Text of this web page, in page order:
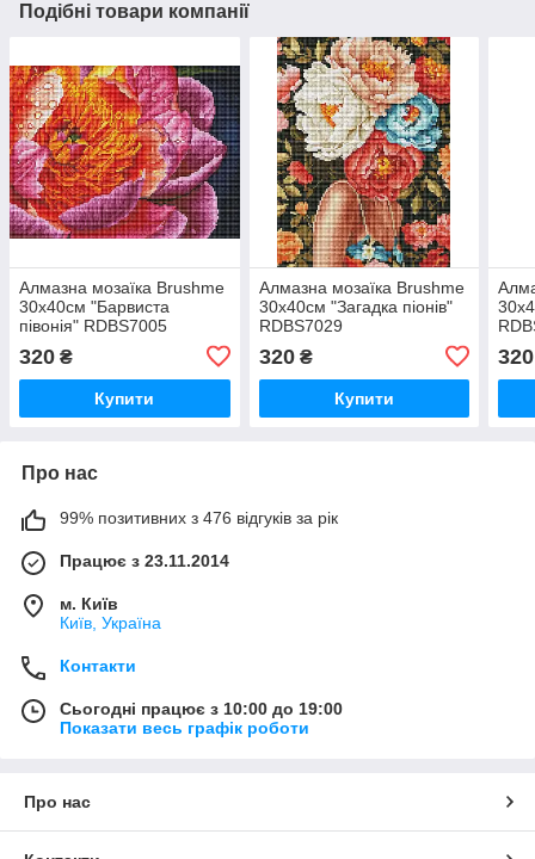
Подібні товари компанії
Алмазна мозаїка Brushme
30x40см "Барвиста
півонія" RDBS7005
320 ₴
Купити
Алмазна мозаїка Brushme
30x40см "Загадка піонів"
RDBS7029
320₴
Купити
320
Про нас
99% позитивних з 476 відгуків за рік
Працює з 23.11.2014
м. Київ
Київ, Україна
Контакти
Сьогодні працює з 10:00 до 19:00
Показати весь графік роботи
Про нас